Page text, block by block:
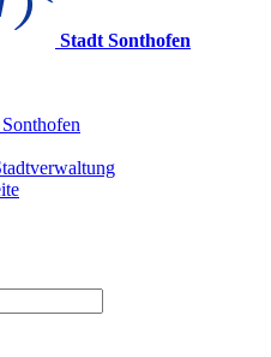
Stadt Sonthofen